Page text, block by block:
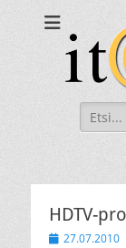
Itkua ja
Search
for:
HDTV-
Posted
27.07.2010